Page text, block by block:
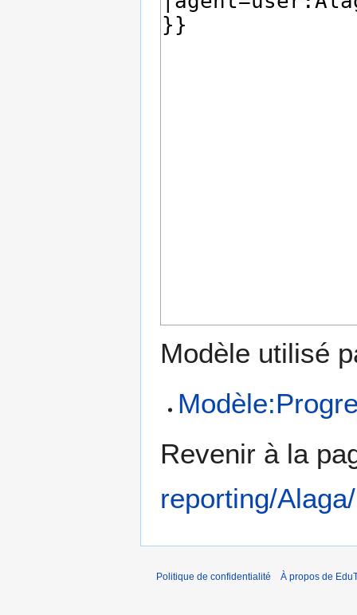
Modèle utilisé
Revenir à la
reporting/
Politique de confidentialité À propos de